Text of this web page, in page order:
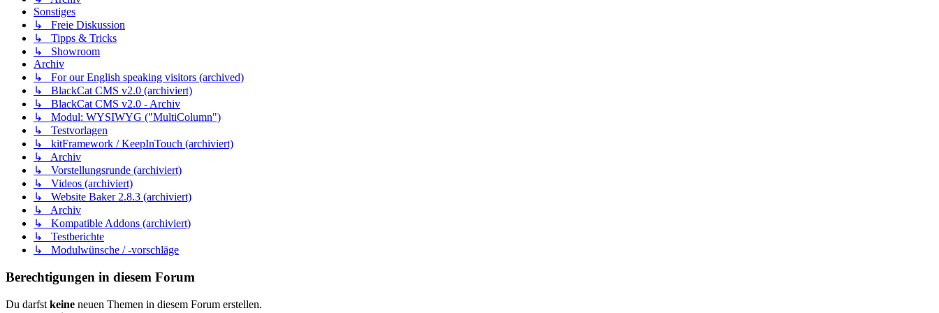
Sonstiges
↳ Freie Diskussion
↳ Tipps & Tricks
↳ Showroom
Archiv
↳ For our English speaking visitors (archived)
↳ BlackCat CMS v2.0 (archiviert)
↳ BlackCat CMS v2.0 - Archiv
↳ Modul: WYSIWYG ("MultiColumn")
↳ Testvorlagen
↳ kitFramework / KeepInTouch (archiviert)
↳ Archiv
↳ Vorstellungsrunde (archiviert)
↳ Videos (archiviert)
↳ Website Baker 2.8.3 (archiviert)
↳ Archiv
↳ Kompatible Addons (archiviert)
↳ Testberichte
↳ Modulwünsche / -vorschläge
Berechtigungen in diesem Forum
Du darfst keine neuen Themen in diesem Forum erstellen.